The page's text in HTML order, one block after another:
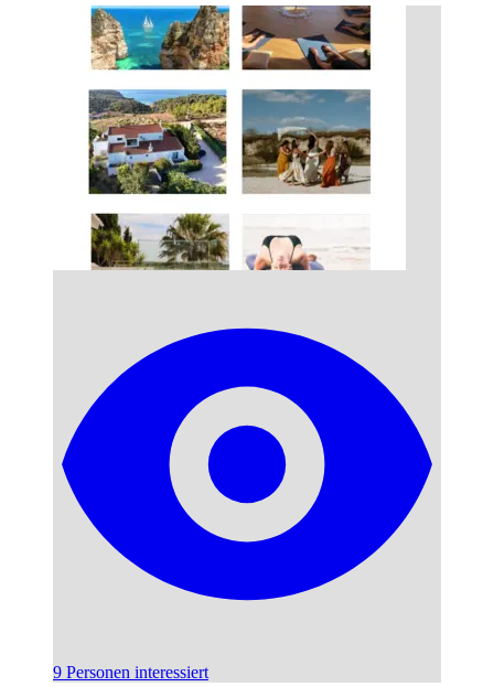
9 Personen interessiert